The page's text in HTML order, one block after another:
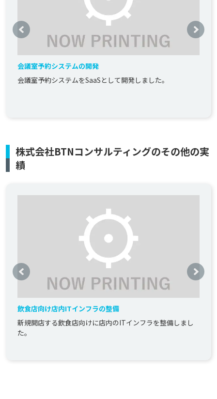
会議室予約システムの開発
会議室予約システムをSaaSとして開発しました。
株式会社BTNコンサルティングのその他の実
績
飲食店向け店内ITインフラの整備
新規開店する飲食店向けに店内のITインフラを整備しまし
た。